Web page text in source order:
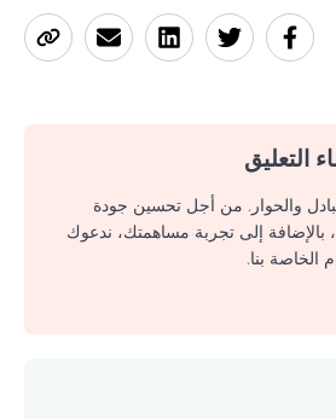
التعليق
والحوار. من أجل تحسين جودة
بالإضافة إلى تجربة مساهمتك، ندعوك
الخاصة بنا.